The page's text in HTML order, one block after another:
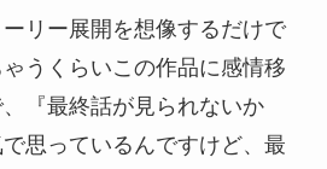
ーリー展開を想像するだけで
うくらいこの作品に感情移
『最終話が見られないか
思っているんですけど、最